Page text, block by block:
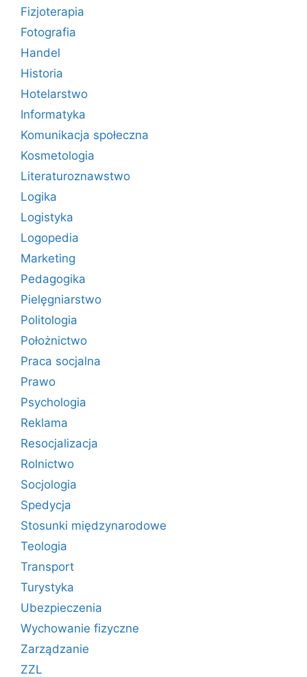
Fizjoterapia
Fotografia
Handel
Historia
Hotelarstwo
Informatyka
Komunikacja społeczna
Kosmetologia
Literaturoznawstwo
Logika
Logistyka
Logopedia
Marketing
Pedagogika
Pielęgniarstwo
Politologia
Położnictwo
Praca socjalna
Prawo
Psychologia
Reklama
Resocjalizacja
Rolnictwo
Socjologia
Spedycja
Stosunki międzynarodowe
Teologia
Transport
Turystyka
Ubezpieczenia
Wychowanie fizyczne
Zarządzanie
ZZL